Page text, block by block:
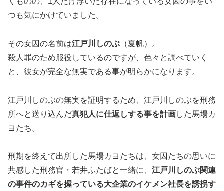
つも気にかけていました。
その女囚の名前は江戸川しのぶ （夏帆）。
殺人罪のため服役しているのですが、色々と調べていく
と、彼女が完全な無実である事が明らかになります。
江戸川しのぶの無実を証明するため、江戸川しのぶを刑務
所へと送り込んだ真犯人に仕返しする事を計画した馬場カ
ヨたち。
刑期を終えて出所した馬場カヨたちは、女囚たちの思いに
共感した刑務官・若井ふたばと一緒に、 江戸川しのぶ関連
の事件のカギを握っている大企業のイケメン社長を誘拐す